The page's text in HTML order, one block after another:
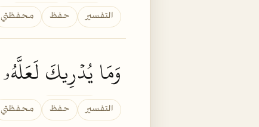
التفسير حفظ محفظتي
وَمَايُدۡرِيكَلَعَلَّهُۥ
التفسير حفظ محفظتي